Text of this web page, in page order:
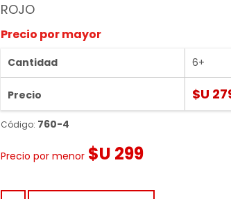
ROJO
Precio por mayor
Cantidad 6+
Precio $U
Código: 760-4
Precio por menor $U 299